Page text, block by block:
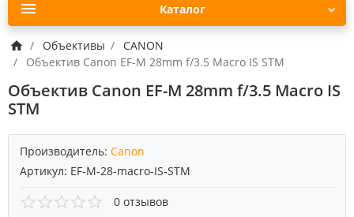
Каталог
Объективы
CANON
Объектив Canon EF-M 28mm f/3.5 Macro IS STM
Объектив Canon EF-M 28mm f/3.5 Macro IS
STM
Производитель: Canon
Артикул: EF-M-28-macro-IS-STM
0 отзывов